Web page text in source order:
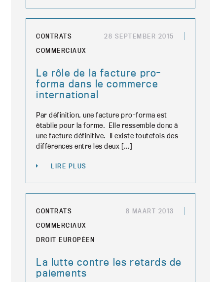
CONTRATS
COMMERCIAUX
28 SEPTEMBER 2015
Le rôle de la facture pro-
forma dans le commerce
international
Par définition, une facture pro-forma est
établie pour la forme. Elle ressemble donc à
une facture définitive. Il existe toutefois des
différences entre les deux […]
LIRE PLUS
CONTRATS
COMMERCIAUX
DROIT EUROPÉEN
8 MAART 2013
La lutte contre les retards de
paiements